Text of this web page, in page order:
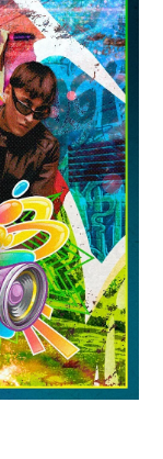
a
s
i
ó
n
e
n
M